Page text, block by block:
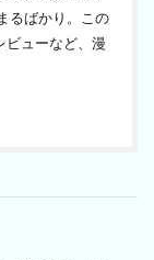
るばかり。この
ビューなど、漫